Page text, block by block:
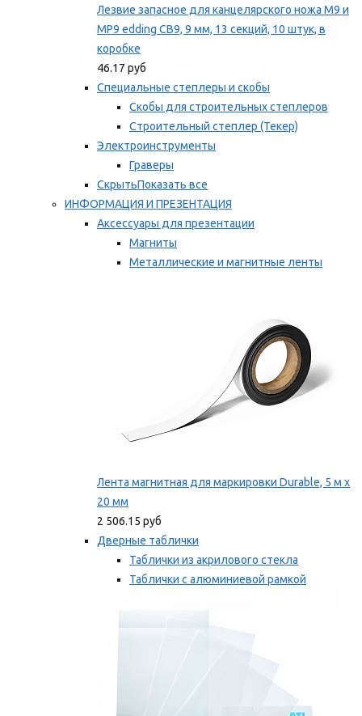
Лезвие запасное для канцелярского ножа M9 и
MP9 edding CB9, 9 мм, 13 секций, 10 штук, в
коробке
46.17 руб
Специальные степлеры и скобы
Скобы для строительных степлеров
Строительный степлер (Текер)
Электроинструменты
Граверы
СкрытьПоказать все
ИНФОРМАЦИЯ И ПРЕЗЕНТАЦИЯ
Аксессуары для презентации
Магниты
Металлические и магнитные ленты
Лента магнитная для маркировки Durable, 5 м х
20 мм
2 506.15 руб
Дверные таблички
Таблички из акрилового стекла
Таблички с алюминиевой рамкой